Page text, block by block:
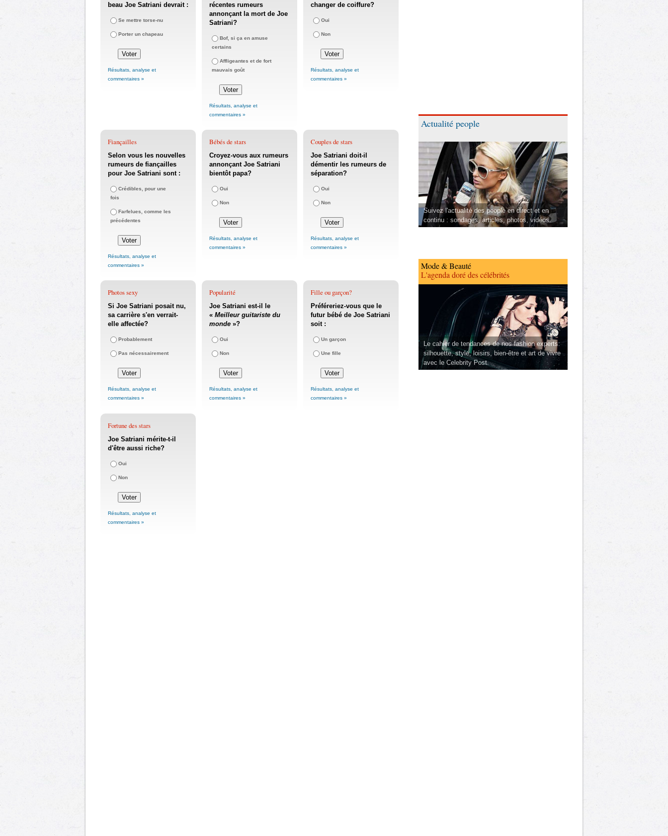
beau Joe Satriani devrait :
Se mettre torse-nu
Porter un chapeau
Résultats, analyse et
commentaires »
récentes rumeurs
annonçant la mort de Joe
Satriani?
Bof, si ça en amuse
certains
Affligeantes et de fort
mauvais goût
Résultats, analyse et
commentaires »
changer de coiffure?
Oui
Non
Résultats, analyse et
commentaires »
Fiançailles
Selon vous les nouvelles
rumeurs de fiançailles
pour Joe Satriani sont :
Crédibles, pour une
fois
Farfelues, comme les
précédentes
Résultats, analyse et
commentaires »
Bébés de stars
Croyez-vous aux rumeurs
annonçant Joe Satriani
bientôt papa?
Oui
Non
Résultats, analyse et
commentaires »
Couples de stars
Joe Satriani doit-il
démentir les rumeurs de
séparation?
Oui
Non
Résultats, analyse et
commentaires »
Photos sexy
Si Joe Satriani posait nu,
sa carrière s'en verrait-
elle affectée?
Probablement
Pas nécessairement
Résultats, analyse et
commentaires »
Popularité
Joe Satriani est-il le
« Meilleur guitariste du
monde »?
Oui
Non
Résultats, analyse et
commentaires »
Fille ou garçon?
Préféreriez-vous que le
futur bébé de Joe Satriani
soit :
Un garçon
Une fille
Résultats, analyse et
commentaires »
Fortune des stars
Joe Satriani mérite-t-il
d'être aussi riche?
Oui
Non
Résultats, analyse et
commentaires »
Actualité people
Suivez l'actualité des people en direct et en
continu : sondages, articles, photos, vidéos.
Mode & Beauté
L'agenda doré des célébrités
Le cahier de tendances de nos fashion experts:
silhouette, style, loisirs, bien-être et art de vivre
avec le Celebrity Post.